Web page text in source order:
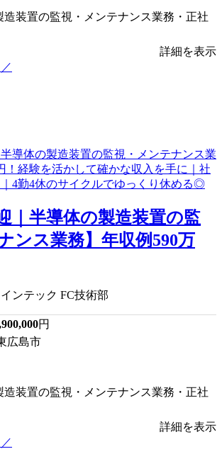
造装置の監視・メンテナンス業務・正社
詳細を表示
｜半導体の製造装置の監
ンス業務】年収例590万
ンテック FC技術部
円
広島市
造装置の監視・メンテナンス業務・正社
詳細を表示